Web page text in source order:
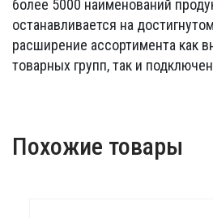
более 5000 наименований
останавливается на
расширение ассортимента как
товарных групп, так и
Похожие товары